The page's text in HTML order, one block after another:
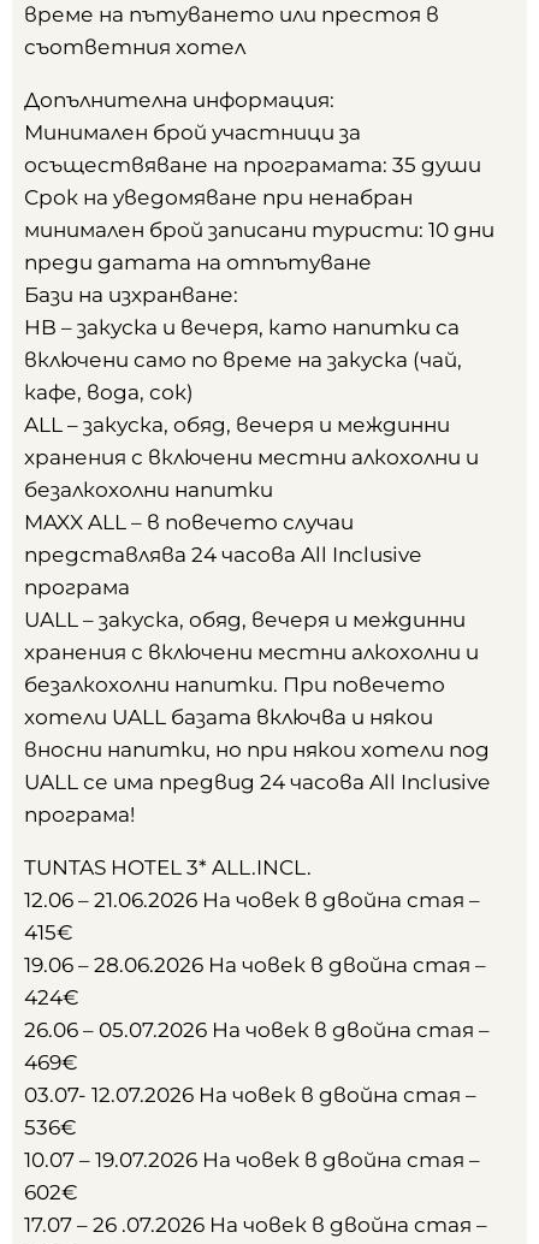
време на пътуването или престоя в
съответния хотел
Допълнителна информация:
Минимален брой участници за
осъществяване на програмата: 35 души
Срок на уведомяване при ненабран
минимален брой записани туристи: 10 дни
преди датата на отпътуване
Бази на изхранване:
HB – закускa и вечеря, като напитки са
включени само по време на закуска (чай,
кафе, вода, сок)
ALL – закускa, обяд, вечеря и междинни
хранения с включени местни алкохолни и
безалкохолни напитки
MAXX ALL – в повечето случаи
представлява 24 часова All Inclusive
програма
UALL – закуска, обяд, вечеря и междинни
хранения с включени местни алкохолни и
безалкохолни напитки. При повечето
хотели UALL базата включва и някои
вносни напитки, но при някои хотели под
UALL се има предвид 24 часова All Inclusive
програма!
TUNTAS HOTEL 3* ALL.INCL.
12.06 – 21.06.2026 На човек в двойна стая –
415€
19.06 – 28.06.2026 На човек в двойна стая –
424€
26.06 – 05.07.2026 На човек в двойна стая –
469€
03.07- 12.07.2026 На човек в двойна стая –
536€
10.07 – 19.07.2026 На човек в двойна стая –
602€
17.07 – 26 .07.2026 На човек в двойна стая –